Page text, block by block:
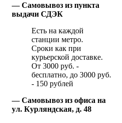
— Самовывоз из пункта
выдачи СДЭК
Есть на каждой
станции метро.
Сроки как при
курьерской доставке.
От 3000 руб. -
бесплатно, до 3000 руб.
- 150 рублей
— Самовывоз из офиса на
ул. Курляндская, д. 48